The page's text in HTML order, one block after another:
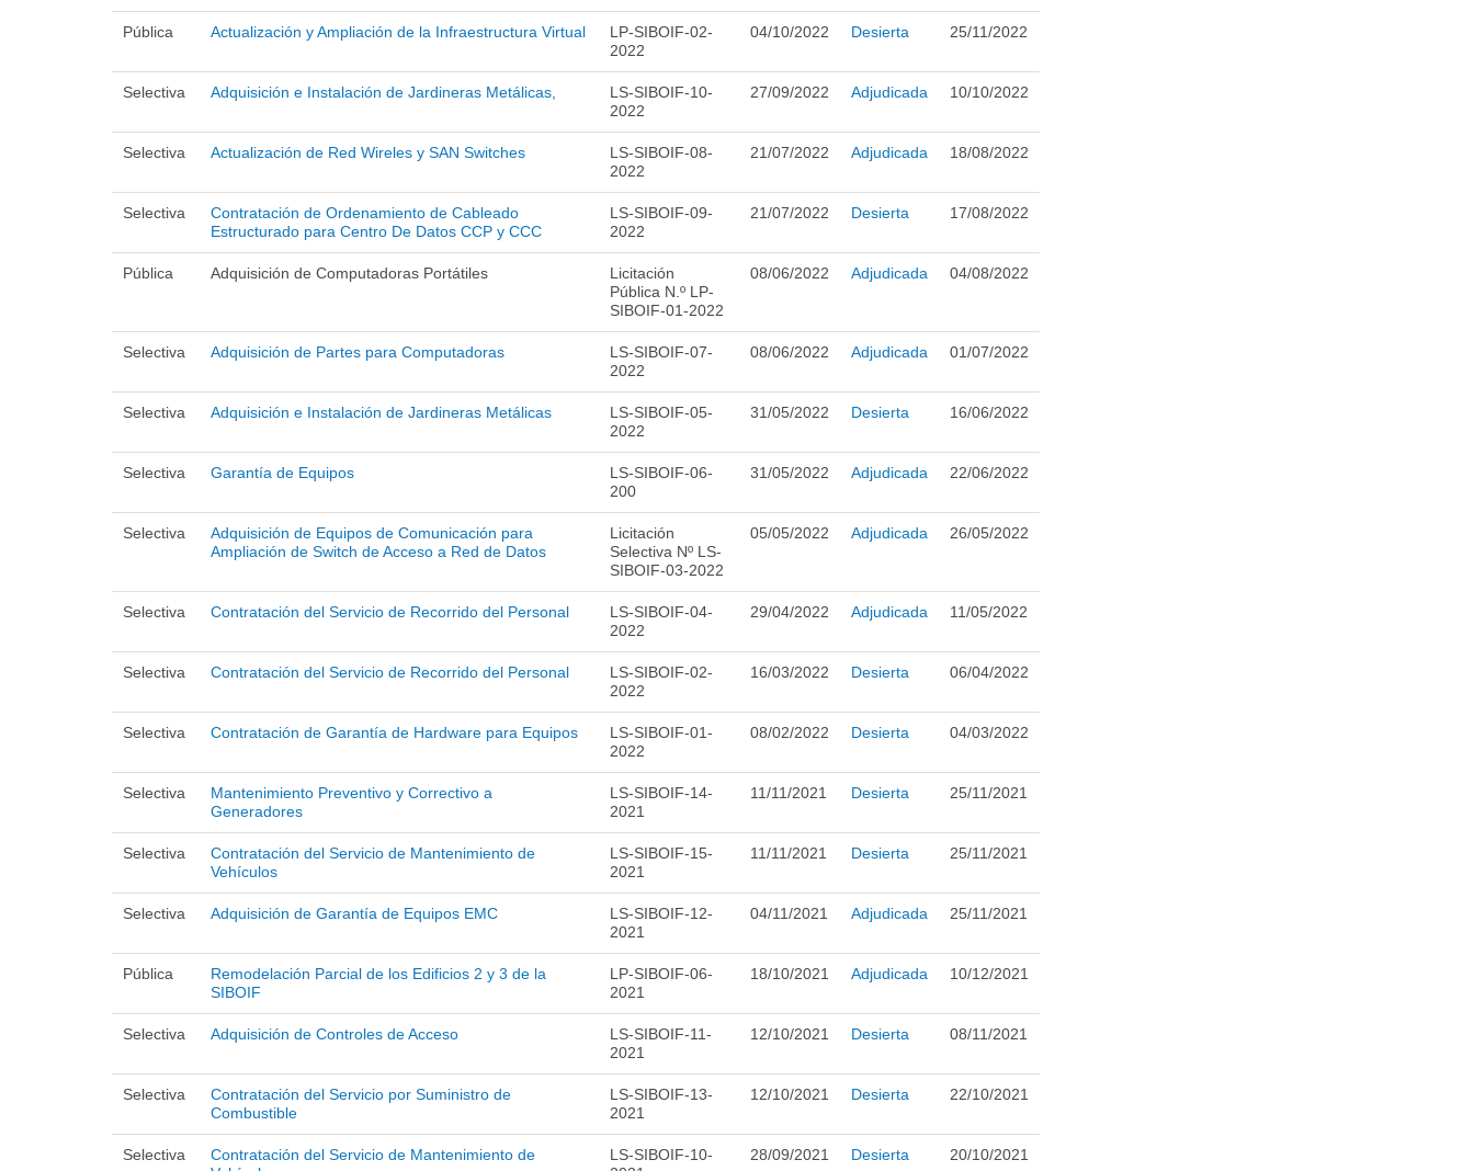
Pública Actualización y Ampliación de la Infraestructura Virtual
LP-SIBOIF-02-
2022
04/10/2022 Desierta 25/11/2022
Selectiva Adquisición e Instalación de Jardineras Metálicas,
LS-SIBOIF-10-
2022
27/09/2022 Adjudicada 10/10/2022
Selectiva Actualización de Red Wireles y SAN Switches
LS-SIBOIF-08-
2022
21/07/2022 Adjudicada 18/08/2022
Selectiva
Contratación de Ordenamiento de Cableado
Estructurado para Centro De Datos CCP y CCC
LS-SIBOIF-09-
2022
21/07/2022 Desierta 17/08/2022
Pública Adquisición de Computadoras Portátiles
Licitación
Pública N.º LP-
SIBOIF-01-2022
08/06/2022 Adjudicada 04/08/2022
Selectiva Adquisición de Partes para Computadoras
LS-SIBOIF-07-
2022
08/06/2022 Adjudicada 01/07/2022
Selectiva Adquisición e Instalación de Jardineras Metálicas
LS-SIBOIF-05-
2022
31/05/2022 Desierta 16/06/2022
Selectiva Garantía de Equipos
LS-SIBOIF-06-
200
31/05/2022 Adjudicada 22/06/2022
Selectiva
Adquisición de Equipos de Comunicación para
Ampliación de Switch de Acceso a Red de Datos
Licitación
Selectiva Nº LS-
SIBOIF-03-2022
05/05/2022 Adjudicada 26/05/2022
Selectiva Contratación del Servicio de Recorrido del Personal
LS-SIBOIF-04-
2022
29/04/2022 Adjudicada 11/05/2022
Selectiva Contratación del Servicio de Recorrido del Personal
LS-SIBOIF-02-
2022
16/03/2022 Desierta 06/04/2022
Selectiva Contratación de Garantía de Hardware para Equipos
LS-SIBOIF-01-
2022
08/02/2022 Desierta 04/03/2022
Selectiva
Mantenimiento Preventivo y Correctivo a
Generadores
LS-SIBOIF-14-
2021
11/11/2021 Desierta 25/11/2021
Selectiva
Contratación del Servicio de Mantenimiento de
Vehículos
LS-SIBOIF-15-
2021
11/11/2021 Desierta 25/11/2021
Selectiva Adquisición de Garantía de Equipos EMC
LS-SIBOIF-12-
2021
04/11/2021 Adjudicada 25/11/2021
Pública
Remodelación Parcial de los Edificios 2 y 3 de la
SIBOIF
LP-SIBOIF-06-
2021
18/10/2021 Adjudicada 10/12/2021
Selectiva Adquisición de Controles de Acceso
LS-SIBOIF-11-
2021
12/10/2021 Desierta 08/11/2021
Selectiva
Contratación del Servicio por Suministro de
Combustible
LS-SIBOIF-13-
2021
12/10/2021 Desierta 22/10/2021
Selectiva
Contratación del Servicio de Mantenimiento de
LS-SIBOIF-10-
28/09/2021 Desierta 20/10/2021